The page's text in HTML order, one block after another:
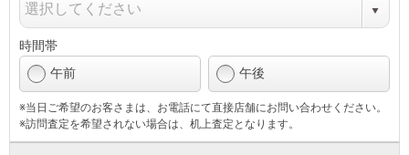
時間帯
午前
午後
※当日ご希望のお客さまは、お電話にて直接店舗にお問い合わせください。
※訪問査定を希望されない場合は、机上査定となります。